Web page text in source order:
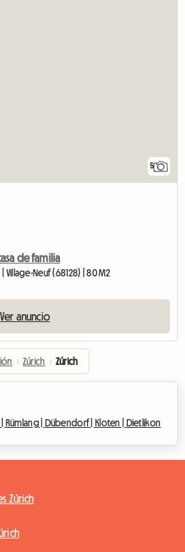
5
de familia
Village-Neuf (68128) | 80 M2
Ver anuncio
› Zúrich › Zúrich
Rümlang | Dübendorf | Kloten | Dietlikon
Zúrich